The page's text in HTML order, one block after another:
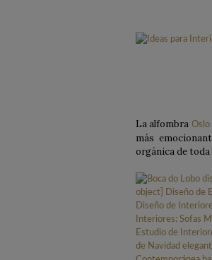
La alfombra Oslo
más
orgánica de